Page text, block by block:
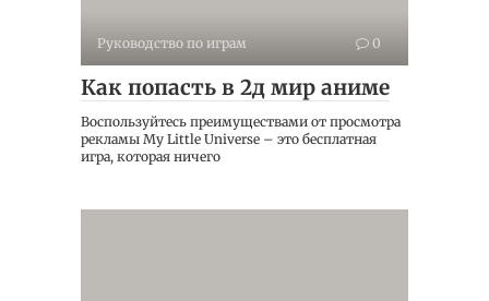
Руководство по играм 0
Как попасть в 2д мир аниме
Воспользуйтесь преимуществами от просмотра
рекламы My Little Universe – это бесплатная
игра, которая ничего